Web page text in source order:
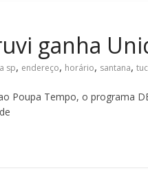
ganha
sp, endereço, horário, santana,
Poupa Tempo, o programa